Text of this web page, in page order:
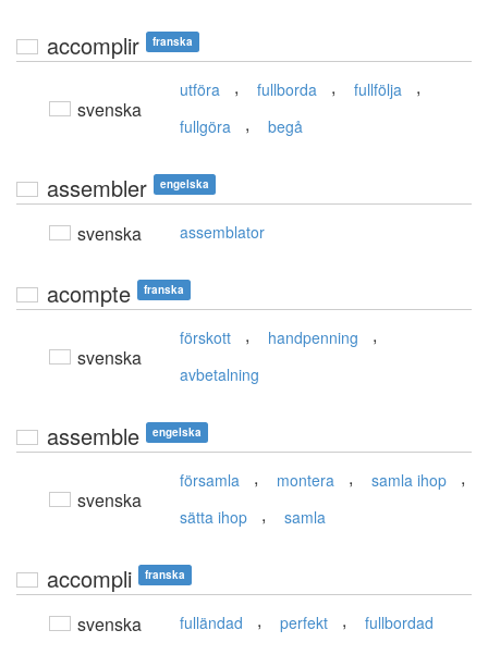
accomplir franska
svenska
utföra , fullborda , fullfölja ,
fullgöra , begå
assembler engelska
svenska assemblator
acompte franska
svenska
förskott , handpenning ,
avbetalning
assemble engelska
svenska
församla , montera , samla ihop ,
sätta ihop , samla
accompli franska
svenska fulländad , perfekt , fullbordad